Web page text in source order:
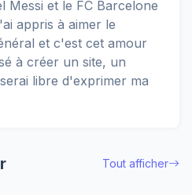
Messi et le FC Barcelone
appris à aimer le
et c'est cet amour
à créer un site, un
libre d'exprimer ma
Tout afficher